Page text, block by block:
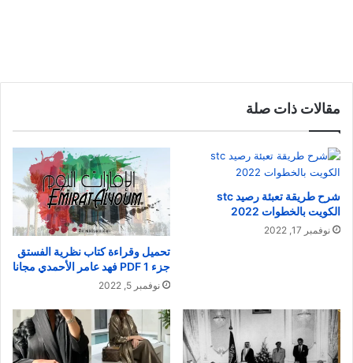
مقالات ذات صلة
شرح طريقة تعبئة رصيد stc
الكويت بالخطوات 2022
نوفمبر 17, 2022
تحميل وقراءة كتاب نظرية الفستق
جزء 1 PDF فهد عامر الأحمدي مجانا
نوفمبر 5, 2022